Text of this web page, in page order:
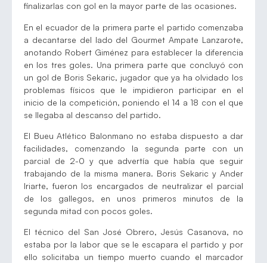
finalizarlas con gol en la mayor parte de las ocasiones.
En el ecuador de la primera parte el partido comenzaba
a decantarse del lado del Gourmet Ampate Lanzarote,
anotando Robert Giménez para establecer la diferencia
en los tres goles. Una primera parte que concluyó con
un gol de Boris Sekaric, jugador que ya ha olvidado los
problemas físicos que le impidieron participar en el
inicio de la competición, poniendo el 14 a 18 con el que
se llegaba al descanso del partido.
El Bueu Atlético Balonmano no estaba dispuesto a dar
facilidades, comenzando la segunda parte con un
parcial de 2-0 y que advertía que había que seguir
trabajando de la misma manera. Boris Sekaric y Ander
Iriarte, fueron los encargados de neutralizar el parcial
de los gallegos, en unos primeros minutos de la
segunda mitad con pocos goles.
El técnico del San José Obrero, Jesús Casanova, no
estaba por la labor que se le escapara el partido y por
ello solicitaba un tiempo muerto cuando el marcador